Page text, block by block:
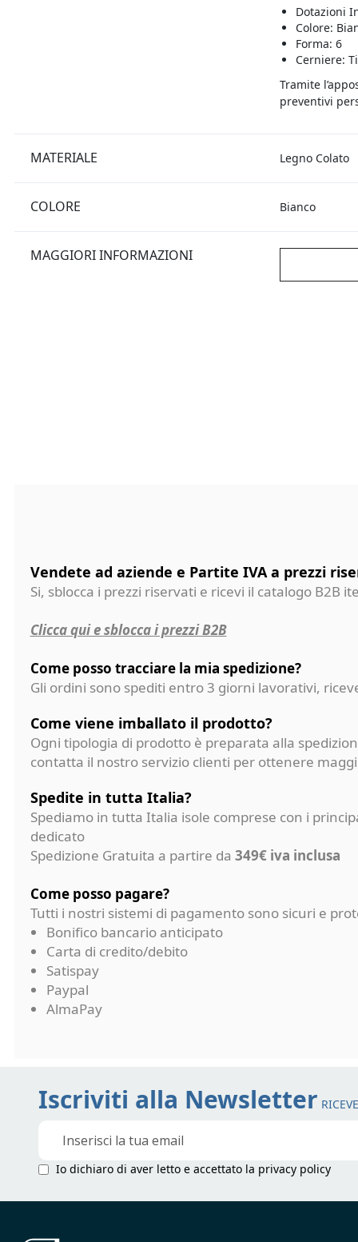
Dotazioni
Colore:
Forma: 6
Cerniere:
Tramite
preventivi
MATERIALE Legno Colato
COLORE Bianco
MAGGIORI INFORMAZIONI
Vendete ad aziende e Partite IVA a prezzi
Si, sblocca i prezzi riservati e ricevi il catalogo B2B
Clicca qui e sblocca i prezzi B2B
Come posso tracciare la mia spedizione?
Gli ordini sono spediti entro 3 giorni lavorativi,
Come viene imballato il prodotto?
Ogni tipologia di prodotto è preparata alla
contatta il nostro servizio clienti per ottenere
Spedite in tutta Italia?
Spediamo in tutta Italia isole comprese con i
dedicato
Spedizione Gratuita a partire da 349€ iva inclusa
Come posso pagare?
Tutti i nostri sistemi di pagamento sono sicuri e
Bonifico bancario anticipato
Carta di credito/debito
Satispay
Paypal
AlmaPay
Iscriviti alla Newsletter
Newsletter:
Io dichiaro di aver letto e accettato la privacy policy